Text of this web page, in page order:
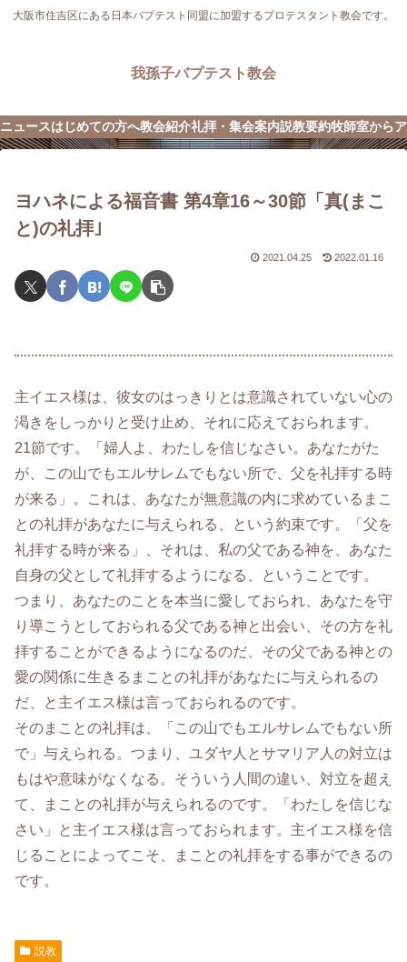
大阪市住吉区にある日本バプテスト同盟に加盟するプロテスタント教会です。
我孫子バプテスト教会
ニュースはじめての方へ教会紹介礼拝・集会案内説教要約牧師室から
ヨハネによる福音書 第4章16～30節「真(まこ
と)の礼拝｣
2021.04.25 2022.01.16
主イエス様は、彼女のはっきりとは意識されていない心の
渇きをしっかりと受け止め、それに応えておられます。
21節です。「婦人よ、わたしを信じなさい。あなたがた
が、この山でもエルサレムでもない所で、父を礼拝する時
が来る」。これは、あなたが無意識の内に求めているまこ
との礼拝があなたに与えられる、という約束です。「父を
礼拝する時が来る」、それは、私の父である神を、あなた
自身の父として礼拝するようになる、ということです。
つまり、あなたのことを本当に愛しておられ、あなたを守
り導こうとしておられる父である神と出会い、その方を礼
拝することができるようになるのだ、その父である神との
愛の関係に生きるまことの礼拝があなたに与えられるの
だ、と主イエス様は言っておられるのです。
そのまことの礼拝は、「この山でもエルサレムでもない所
で」与えられる。つまり、ユダヤ人とサマリア人の対立は
もはや意味がなくなる。そういう人間の違い、対立を超え
て、まことの礼拝が与えられるのです。「わたしを信じな
さい」と主イエス様は言っておられます。主イエス様を信
じることによってこそ、まことの礼拝をする事ができるの
です。
説教